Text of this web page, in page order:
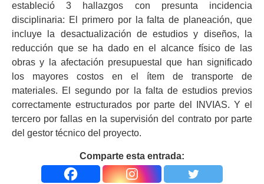
estableció 3 hallazgos con presunta incidencia
disciplinaria: El primero por la falta de planeación, que
incluye la desactualización de estudios y diseños, la
reducción que se ha dado en el alcance físico de las
obras y la afectación presupuestal que han significado
los mayores costos en el ítem de transporte de
materiales. El segundo por la falta de estudios previos
correctamente estructurados por parte del INVIAS. Y el
tercero por fallas en la supervisión del contrato por parte
del gestor técnico del proyecto.
Comparte esta entrada: